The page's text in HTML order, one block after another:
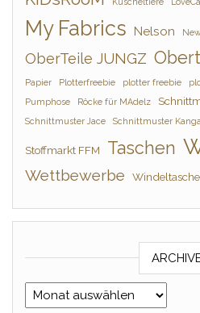
My Fabrics Nelson
OberTeile JUNGZ
Papier Plotterfreebie plotter freebie
Pumphose
Röcke für MAdelz
Schnittmuster Jace Schnittmuster Kanga
Stoffmarkt FFM Taschen
Wettbewerbe
Archives